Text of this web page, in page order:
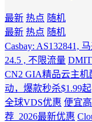
最新 热点 随机
最新 热点 随机
Casbay: AS132841,
24.5 , 不限流量
CN2 GIA精品云主机
动，爆款秒杀$1.99起
全球VDS优惠 便宜
荐_2026最新优惠